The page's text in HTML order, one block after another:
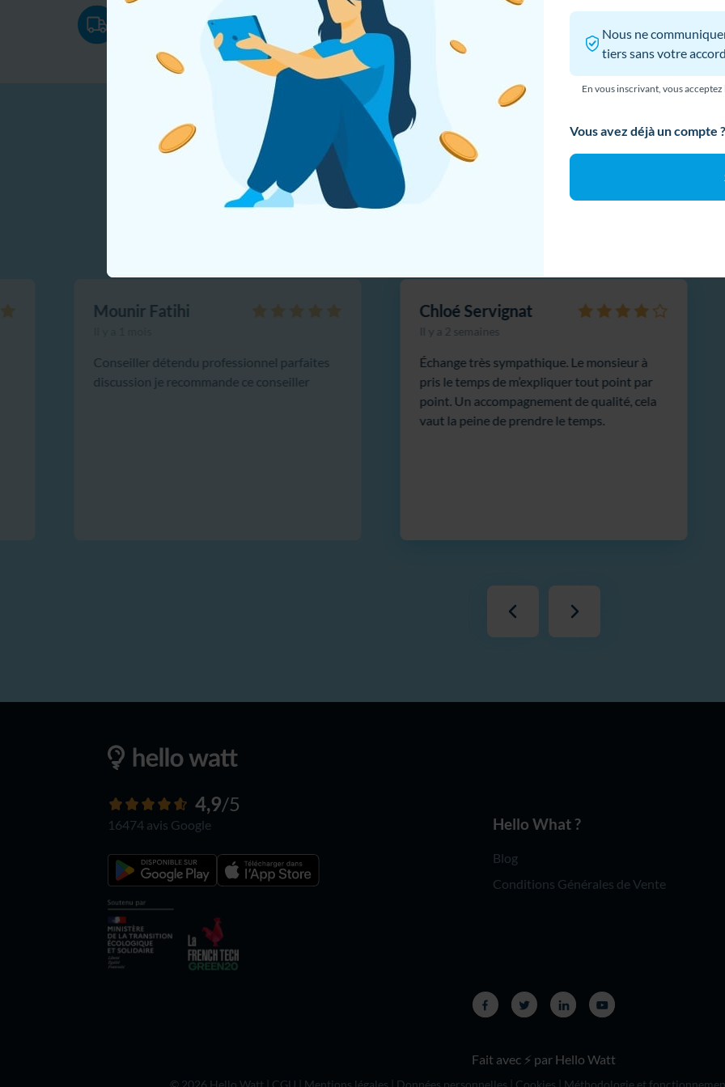
En utilisant notre site, vous acceptez l’utilisation de cookies qui permettent de
votre navigation et d’améliorer les performances du site. En savoir plus sur notre
d'utilisation de cookies.
En savoir plus
Livraison à domicile
Paiement en ligne 100 %
sécurisé
Ce que les utilisateurs pensent
Chloé Servignat
Il y a 2 semaines
Échange très sympathique. Le monsieur à
pris le temps de m’expliquer tout point par
point. Un accompagnement de qualité, cela
vaut la peine de prendre le temps.
Mounir Fatihi
Conseiller détendu professionnel parfaites
discussion je recommande ce conseiller
4,9/5
16474 avis Google Hello What ?
Blog
Conditions Générales de Vente
Fait avec ⚡ par Hello Watt